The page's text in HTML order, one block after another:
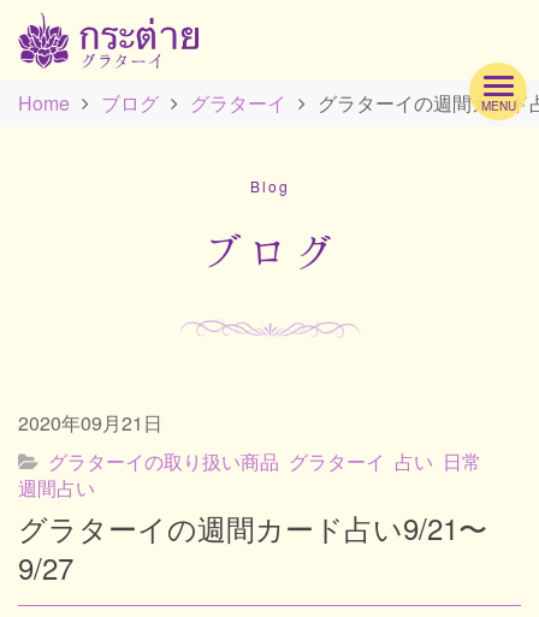
MENU
Home ブログ グラターイ グラターイの週間カード
Blog
ブログ
グラターイの週間カード占い9/21〜
9/27
2020年09月21日
グラターイの取り扱い商品 グラターイ 占い 日常
週間占い